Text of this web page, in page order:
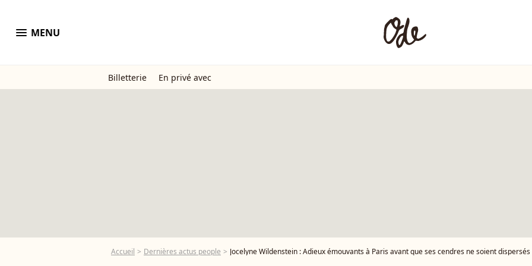
menu MENU
Billetterie En privé avec
Accueil Dernières actus people Jocelyne Wildenstein : Adieux émouvants à Paris avant que ses cendres ne soient